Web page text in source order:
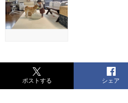
ポストする シェア